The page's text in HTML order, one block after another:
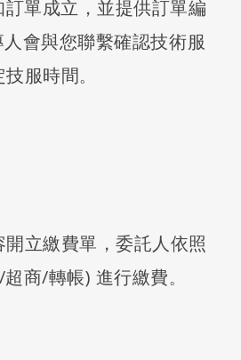
單成立，並提供訂單編
人會與您聯繫確認技術服
服時間。
立繳費單，委託人依照
商/轉帳) 進行繳費。